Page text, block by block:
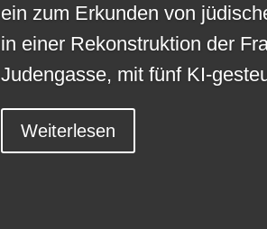
ein zum Erkunden von
in einer Rekonstruktion der
Judengasse, mit fünf KI-
Weiterlesen